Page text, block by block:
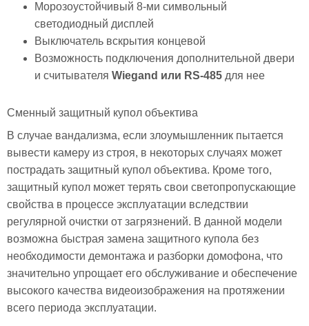
Морозоустойчивый 8-ми символьный
светодиодный дисплей
Выключатель вскрытия концевой
Возможность подключения дополнительной двери
и считывателя Wiegand или RS-485 для нее
Сменный защитный купол объектива
В случае вандализма, если злоумышленник пытается
вывести камеру из строя, в некоторых случаях может
пострадать защитный купол объектива. Кроме того,
защитный купол может терять свои светопропускающие
свойства в процессе эксплуатации вследствии
регулярной очистки от загрязнений. В данной модели
возможна быстрая замена защитного купола без
необходимости демонтажа и разборки домофона, что
значительно упрощает его обслуживание и обеспечение
высокого качества видеоизображения на протяжении
всего периода эксплуатации.